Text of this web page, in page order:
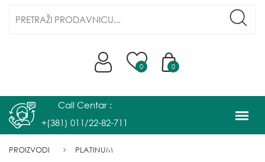
0 0
Call Centar :
+(381) 011/22-82-711
PROIZVODI PLATINUM